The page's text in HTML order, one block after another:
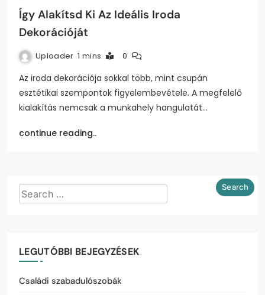
Így Alakítsd Ki Az Ideális Iroda
Dekorációját
Uploader 1 mins 0
Az iroda dekorációja sokkal több, mint csupán
esztétikai szempontok figyelembevétele. A megfelelő
kialakítás nemcsak a munkahely hangulatát…
continue reading..
LEGUTÓBBI BEJEGYZÉSEK
Családi szabadulószobák